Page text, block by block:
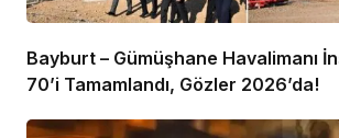
Bayburt – Gümüşhane Havalimanı
70’i Tamamlandı, Gözler 2026’da!